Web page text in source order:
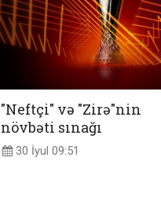
"Neftçi" və "Zirə"nin
növbəti sınağı
30 İyul 09:51